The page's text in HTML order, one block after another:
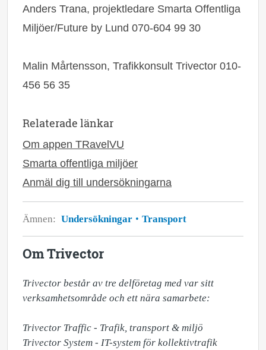
Anders Trana, projektledare Smarta Offentliga
Miljöer/Future by Lund 070-604 99 30
Malin Mårtensson, Trafikkonsult Trivector 010-
456 56 35
Relaterade länkar
Om appen TRavelVU
Smarta offentliga miljöer
Anmäl dig till undersökningarna
Ämnen: Undersökningar Transport
Om Trivector
Trivector består av tre delföretag med var sitt
verksamhetsområde och ett nära samarbete:
Trivector Traffic - Trafik, transport & miljö
Trivector System - IT-system för kollektivtrafik